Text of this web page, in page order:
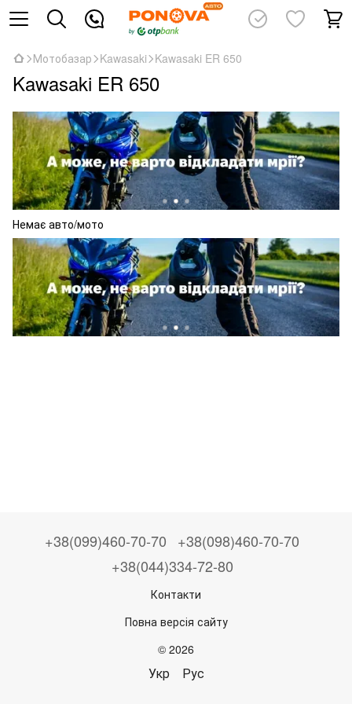
Мотобазар Kawasaki Kawasaki ER 650
Kawasaki ER 650
Немає авто/мото
+38(099)460-70-70
+38(098)460-70-70
+38(044)334-72-80
Контакти
Повна версія сайту
© 2026
Укр Рус